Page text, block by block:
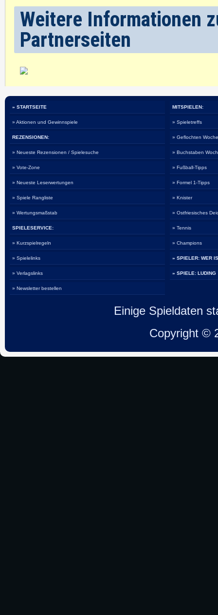
Weitere Informationen
Partnerseiten
» STARTSEITE
» Aktionen und Gewinnspiele
REZENSIONEN:
» Neueste Rezensionen / Spielesuche
» Vote-Zone
» Neueste Leserwertungen
» Spiele Rangliste
» Wertungsmaßstab
SPIELESERVICE:
» Kurzspielregeln
» Spielelinks
» Verlagslinks
» Newsletter bestellen
MITSPIELEN:
» Spieletreffs
» Geflochten
» Buchstaben
» Fußball-Tipps
» Formel 1-Tipps
» Knister
» Ostfriesisches
» Tennis
» Champions
» SPIELER: WER
» SPIELE: LUDING
Einige Spieldaten
Copyright ©